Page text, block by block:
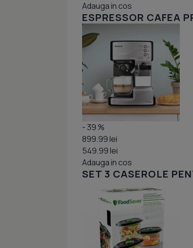
Adauga in cos
ESPRESSOR CAFEA
- 39 %
899.99 lei
549.99 lei
Adauga in cos
SET 3 CASEROLE